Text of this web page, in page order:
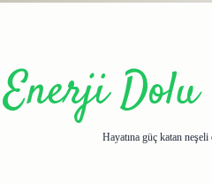
Enerji
Hayatına güç katan